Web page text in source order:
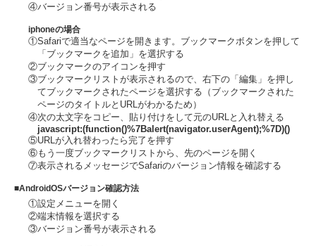
④バージョン番号が表示される
iphoneの場合
①Safariで適当なページを開きます。ブックマークボタンを押して
「ブックマークを追加」を選択する
②ブックマークのアイコンを押す
③ブックマークリストが表示されるので、右下の「編集」を押し
てブックマークされたページを選択する（ブックマークされた
ページのタイトルとURLがわかるため）
④次の太文字をコピー、貼り付けをして元のURLと入れ替える
javascript:(function()%7Balert(navigator.userAgent);%7D)()
⑤URLが入れ替わったら完了を押す
⑥もう一度ブックマークリストから、先のページを開く
⑦表示されるメッセージでSafariのバージョン情報を確認する
■AndroidOSバージョン確認方法
①設定メニューを開く
②端末情報を選択する
③バージョン番号が表示される